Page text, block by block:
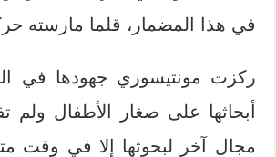
في هذا المضمار، قلما مارسته
ركزت مونتيسوري جهودها في
أبحاثها على صغار الأطفال ولم
مجال آخر لبحوثها إلا في وقت